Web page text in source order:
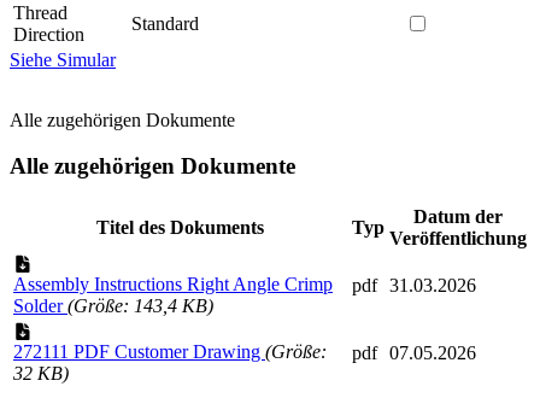
Thread
Direction
Standard
Siehe Simular
Alle zugehörigen Dokumente
Alle zugehörigen Dokumente
Titel des Dokuments Typ
Datum der
Veröffentlichung
Assembly Instructions Right Angle Crimp
Solder(Größe: 143,4 KB)
pdf 31.03.2026
272111 PDF Customer Drawing (Größe:
32 KB)
pdf 07.05.2026